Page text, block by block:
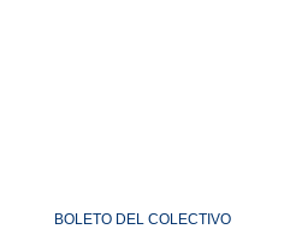
BOLETO DEL COLECTIVO